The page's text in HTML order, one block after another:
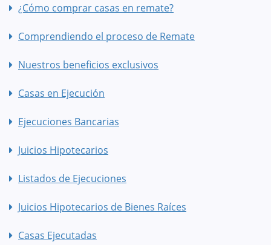
¿Cómo comprar casas en remate?
Comprendiendo el proceso de Remate
Nuestros beneficios exclusivos
Casas en Ejecución
Ejecuciones Bancarias
Juicios Hipotecarios
Listados de Ejecuciones
Juicios Hipotecarios de Bienes Raíces
Casas Ejecutadas